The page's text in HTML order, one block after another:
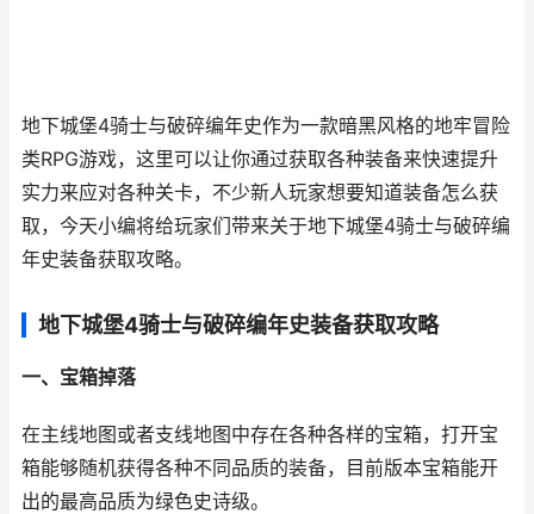
地下城堡4骑士与破碎编年史作为一款暗黑风格的地牢冒险
类RPG游戏，这里可以让你通过获取各种装备来快速提升
实力来应对各种关卡，不少新人玩家想要知道装备怎么获
取，今天小编将给玩家们带来关于地下城堡4骑士与破碎编
年史装备获取攻略。
地下城堡4骑士与破碎编年史装备获取攻略
一、宝箱掉落
在主线地图或者支线地图中存在各种各样的宝箱，打开宝
箱能够随机获得各种不同品质的装备，目前版本宝箱能开
出的最高品质为绿色史诗级。